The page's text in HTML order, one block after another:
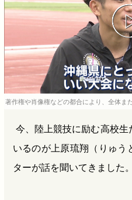
o
k
s
著作権や肖像権などの都合により、全体ま
今、陸上競技に励む高校
いるのが上原琉翔（りゅう
ターが話を聞いてきました。